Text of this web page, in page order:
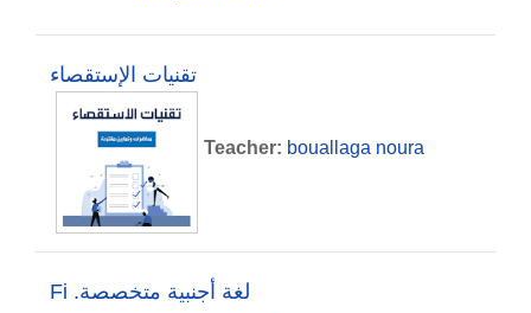
تقنيات الإستقصاء
Teacher: bouallaga noura
Fi .لغة أجنبية متخصصة